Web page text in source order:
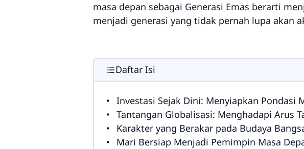
masa depan sebagai Generasi Emas berarti
menjadi generasi yang tidak pernah lupa akan
Daftar Isi
Investasi Sejak Dini: Menyiapkan Pondasi
Tantangan Globalisasi: Menghadapi Arus
Karakter yang Berakar pada Budaya
Mari Bersiap Menjadi Pemimpin Masa